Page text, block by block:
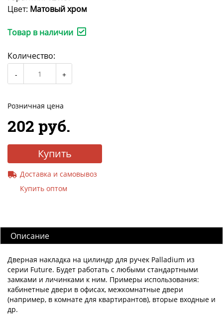
Цвет: Матовый хром
Товар в наличии
Количество:
Розничная цена
202 руб.
Купить
Доставка и самовывоз
Купить оптом
Описание
Дверная накладка на цилиндр для ручек Palladium из
серии Future. Будет работать с любыми стандартными
замками и личинками к ним. Примеры использования:
кабинетные двери в офисах, межкомнатные двери
(например, в комнате для квартирантов), вторые входные и
др.